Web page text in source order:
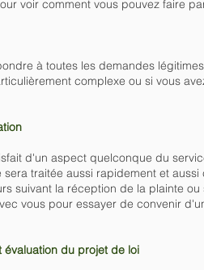
voir comment vous pouvez faire
à toutes les demandes
complexe ou si vous
d'un aspect quelconque du
sera traitée aussi rapidement et
suivant la réception de la plainte
vous pour essayer de convenir
évaluation du projet de loi